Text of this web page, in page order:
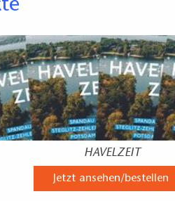
HAVELZEIT
Jetzt ansehen/bestellen